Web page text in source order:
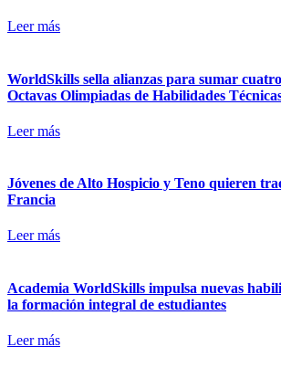
Leer más
WorldSkills sella alianzas para sumar cuatro
Octavas Olimpiadas de Habilidades
Leer más
Jóvenes de Alto Hospicio y Teno quieren
Francia
Leer más
Academia WorldSkills impulsa nuevas
la formación integral de estudiantes
Leer más